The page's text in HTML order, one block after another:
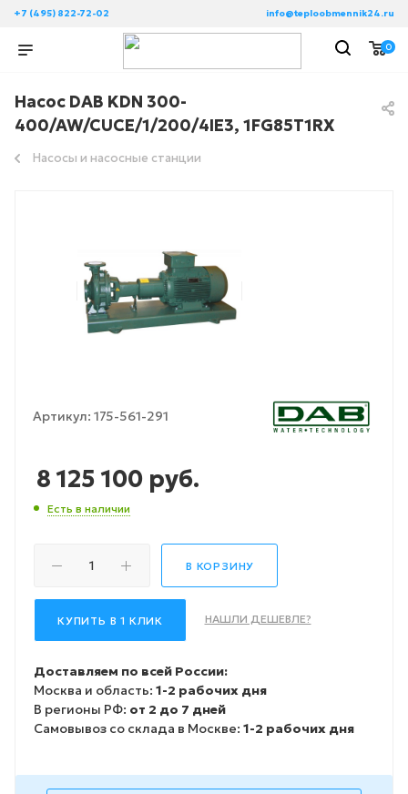
+7 (495) 822-72-02 info@teploobmennik24.ru
0
Насос DAB KDN 300-
400/AW/CUCE/1/200/4IE3, 1FG85T1RX
Насосы и насосные станции
Артикул: 175-561-291
8 125 100 руб.
Есть в наличии
В КОРЗИНУ
КУПИТЬ В 1 КЛИК НАШЛИ ДЕШЕВЛЕ?
Доставляем по всей России:
Москва и область: 1-2 рабочих дня
В регионы РФ: от 2 до 7 дней
Самовывоз со склада в Москве: 1-2 рабочих дня